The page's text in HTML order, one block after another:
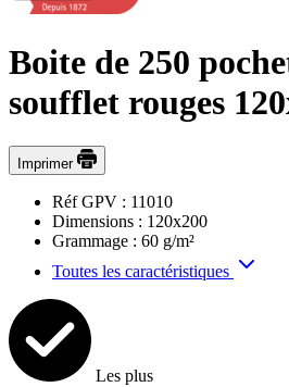
Boite de 250
soufflet rouges
Imprimer
Réf GPV : 11010
Dimensions : 120x200
Grammage : 60 g/m²
Toutes les caractéristiques
Les plus